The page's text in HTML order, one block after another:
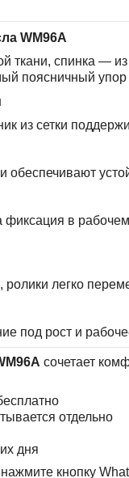
WM96A
ткани, спинка —
поясничный
из сетки
обеспечивают
фиксация в
ролики легко
под рост и
сочетает
отдельно
дня
кнопку